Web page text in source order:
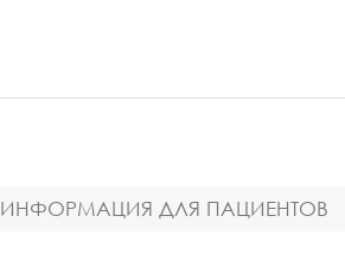
ИНФОРМАЦИЯ ДЛЯ ПАЦИЕНТОВ